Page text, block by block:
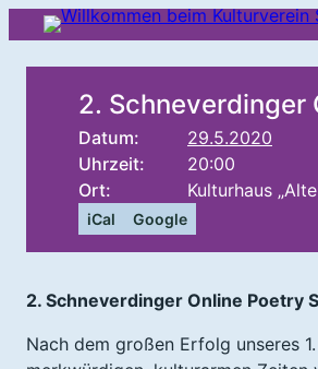
2. Schneverdinger
Datum:
29.5.2020
Uhrzeit:
20:00
Ort:
Kulturhaus
iCal Google
2. Schneverdinger Online Poetry
Nach dem großen Erfolg unseres